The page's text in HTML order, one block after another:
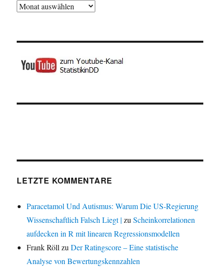
Archiv
LETZTE KOMMENTARE
Paracetamol Und Autismus: Warum Die US-Regierung
Wissenschaftlich Falsch Liegt |zuScheinkorrelationen
aufdecken in R mit linearen Regressionsmodellen
Frank RöllzuDer Ratingscore – Eine statistische
Analyse von Bewertungskennzahlen